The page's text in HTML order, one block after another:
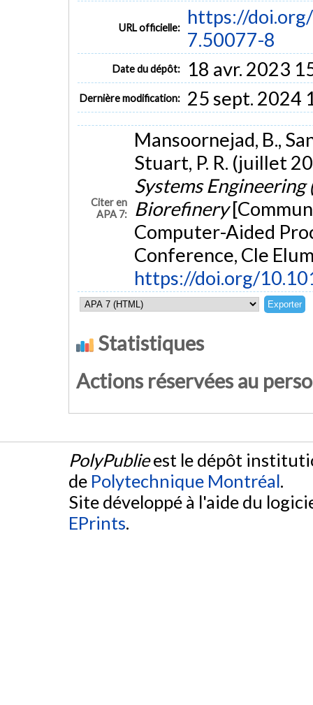
URL officielle:
https://
7.50077-8
Date du dépôt: 18 avr. 2023
Dernière modification: 25 sept. 2024
Citer en
APA 7:
Mansoornejad, B.,
Stuart, P. R. (juillet
Systems Engineering
Biorefinery
Computer-Aided
Conference, Cle
https://doi.org/
Statistiques
Actions réservées au
PolyPublieest le dépôt
de Polytechnique Montréal.
Site développé à l'aide du
EPrints.